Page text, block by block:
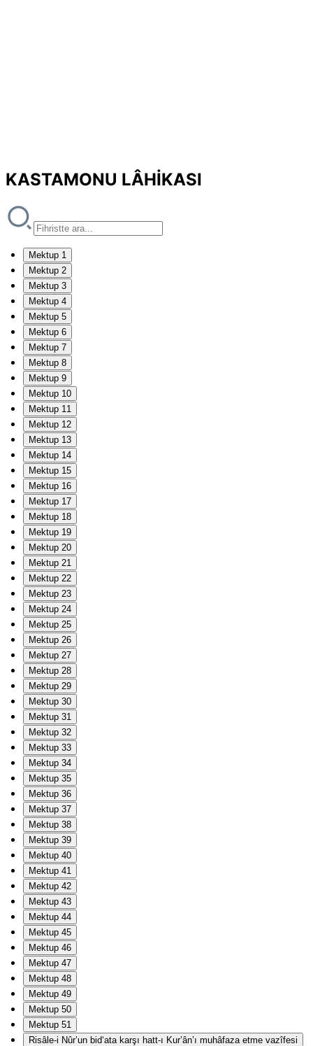
KASTAMONU LÂHİKASI
Mektup 1
Mektup 2
Mektup 3
Mektup 4
Mektup 5
Mektup 6
Mektup 7
Mektup 8
Mektup 9
Mektup 10
Mektup 11
Mektup 12
Mektup 13
Mektup 14
Mektup 15
Mektup 16
Mektup 17
Mektup 18
Mektup 19
Mektup 20
Mektup 21
Mektup 22
Mektup 23
Mektup 24
Mektup 25
Mektup 26
Mektup 27
Mektup 28
Mektup 29
Mektup 30
Mektup 31
Mektup 32
Mektup 33
Mektup 34
Mektup 35
Mektup 36
Mektup 37
Mektup 38
Mektup 39
Mektup 40
Mektup 41
Mektup 42
Mektup 43
Mektup 44
Mektup 45
Mektup 46
Mektup 47
Mektup 48
Mektup 49
Mektup 50
Mektup 51
Risâle-i Nûr’un bid‘ata karşı hatt-ı Kur’ân’ı muhâfaza etme vazîfesi